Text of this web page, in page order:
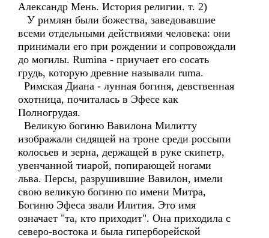
Александр Мень. История религии. т. 2)
У римлян были божества, заведовавшие
всеми отдельными действиями человека: они
принимали его при рождении и сопровождали
до могилы. Rumina - приучает его сосать
грудь, которую древние называли rumа.
Римская Диана - лунная богиня, девственная
охотница, почиталась в Эфесе как
Полногрудая.
Великую богиню Вавилона Милитту
изображали сидящей на троне среди россыпи
колосьев и зерна, держащей в руке скипетр,
увенчанной тиарой, попирающей ногами
льва. Персы, разрушившие Вавилон, имели
свою великую богиню по имени Митра,
Богиню Эфеса звали Илития. Это имя
означает "та, кто приходит". Она приходила с
северо-востока и была гиперборейской